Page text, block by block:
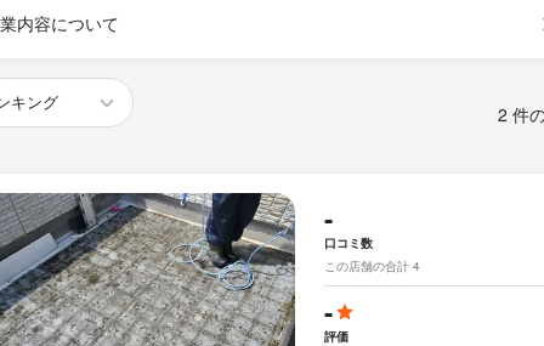
内容について
2 件
-
口コミ数
この店舗の合計 4
-
評価